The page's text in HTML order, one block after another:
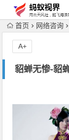
首页 网络咨询
貂蝉无惨-貂
A+